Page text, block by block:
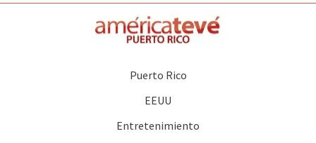
Puerto Rico
EEUU
Entretenimiento